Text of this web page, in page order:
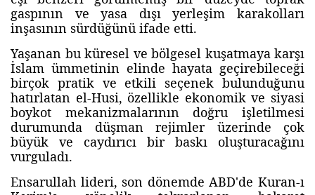
gaspının ve yasa dışı yerleşim karakolları
inşasının sürdüğünü ifade etti.
Yaşanan bu küresel ve bölgesel kuşatmaya karşı
İslam ümmetinin elinde hayata geçirebileceği
birçok pratik ve etkili seçenek bulunduğunu
hatırlatan el-Husi, özellikle ekonomik ve siyasi
boykot mekanizmalarının doğru işletilmesi
durumunda düşman rejimler üzerinde çok
büyük ve caydırıcı bir baskı oluşturacağını
vurguladı.
Ensarullah lideri, son dönemde ABD'de Kuran-ı